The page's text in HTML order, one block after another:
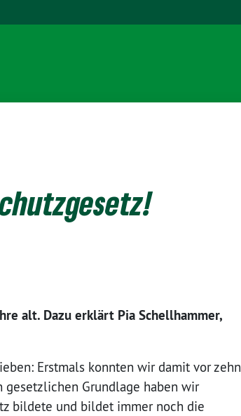
alt. Dazu erklärt Pia Schellhammer,
Erstmals konnten wir damit vor zehn
Grundlage haben wir
bildete und bildet immer noch die